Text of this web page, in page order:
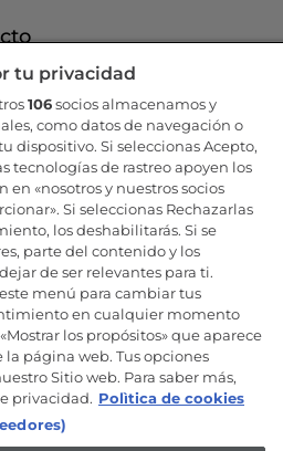
ahora
accionista único, empresa que
de Candy S.p.A, con domicilio fiscal
(MB) – Sede administrativa: Via
Brugherio (MB). - Italia con capital
desembolsado. Registro
y Brianza 04666310158 – IVA núm.
tu privacidad
106socios almacenamos y
como datos de navegación o
dispositivo. Si seleccionas Acepto,
tecnologías de rastreo apoyen los
en «nosotros y nuestros socios
Si seleccionas Rechazarlas
los deshabilitarás. Si se
parte del contenido y los
de ser relevantes para ti.
menú para cambiar tus
en cualquier momento
los propósitos» que aparece
página web. Tus opciones
Sitio web. Para saber más,
privacidad. Polìtica de cookies